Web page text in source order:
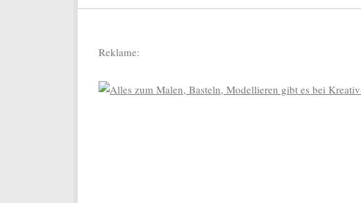
Reklame: